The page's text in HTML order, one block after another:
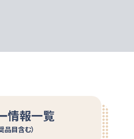
情報一覧
品目含む）